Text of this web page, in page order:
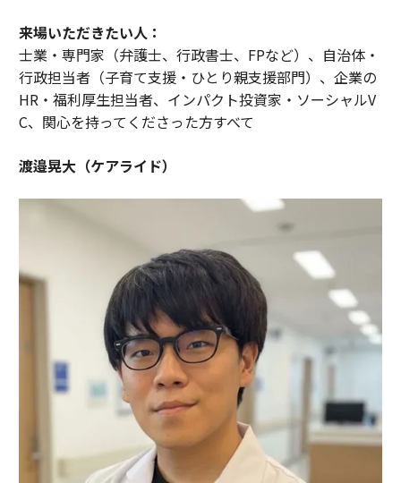
来場いただきたい人：
士業・専門家（弁護士、行政書士、FPなど）、自治体・
行政担当者（子育て支援・ひとり親支援部門）、企業の
HR・福利厚生担当者、インパクト投資家・ソーシャルV
C、関心を持ってくださった方すべて
渡邉晃大（ケアライド）